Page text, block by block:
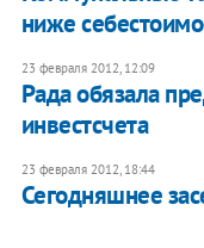
ниже
23 февраля 2012, 12:09
Рада обязала
инвестсчета
23 февраля 2012, 18:44
Сегодняшнее